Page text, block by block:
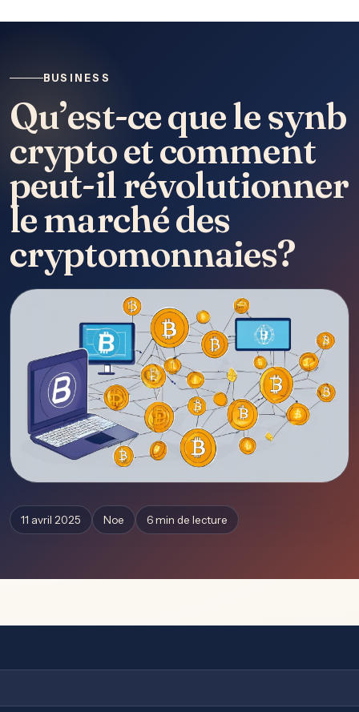
BUSINESS
Qu’est-ce que le synb
crypto et comment
peut-il révolutionner
le marché des
cryptomonnaies?
11 avril 2025 Noe 6 min de lecture